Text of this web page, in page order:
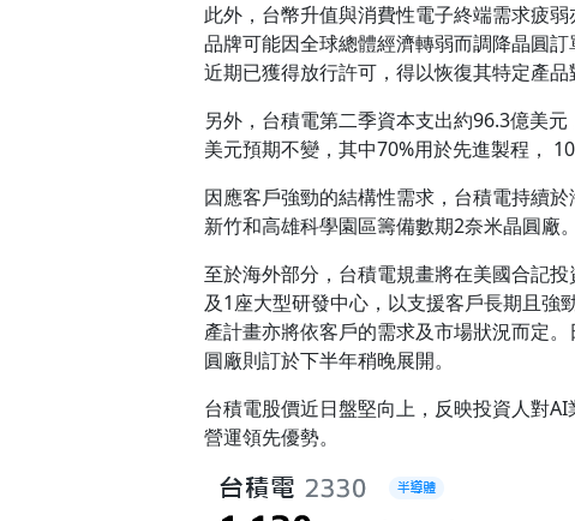
此外，台幣升值與消費性電子終端需求疲
品牌可能因全球總體經濟轉弱而調降晶圓
近期已獲得放行許可，得以恢復其特定產
另外，台積電第二季資本支出約96.3億美
美元預期不變，其中70%用於先進製程，
因應客戶強勁的結構性需求，台積電持續
新竹和高雄科學園區籌備數期2奈米晶圓廠。
至於海外部分，台積電規畫將在美國合記
及1座大型研發中心，以支援客戶長期且強
產計畫亦將依客戶的需求及市場狀況而定
圓廠則訂於下半年稍晚展開。
台積電股價近日盤堅向上，反映投資人對
營運領先優勢。